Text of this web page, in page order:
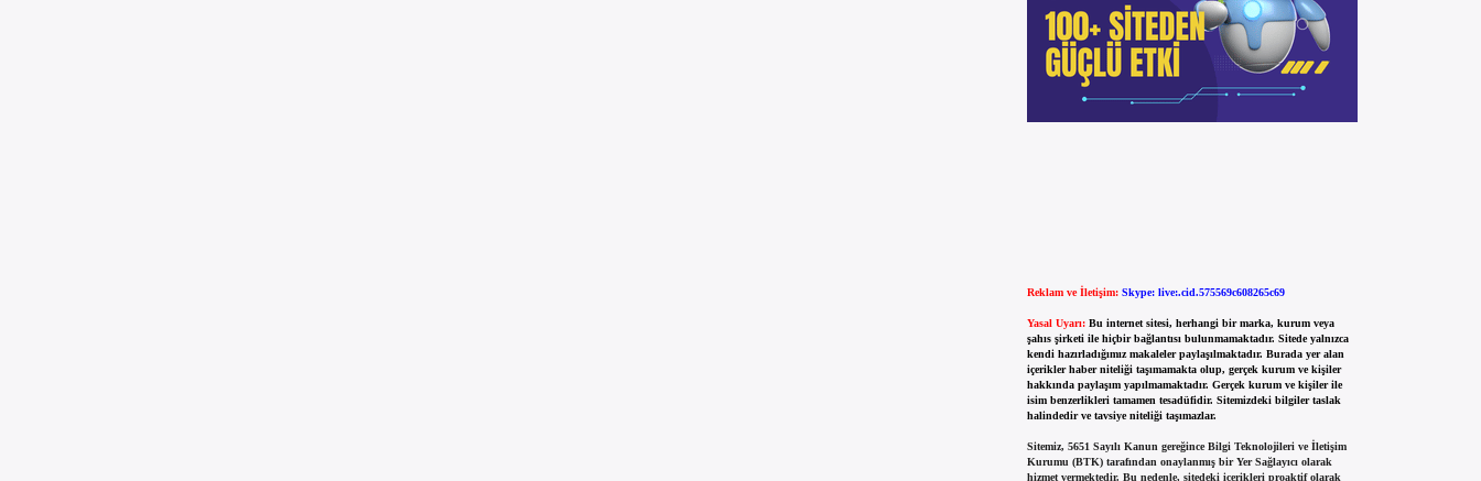
Reklam ve İletişim: Skype: live:.cid.575569c608265c69
Yasal Uyarı: Bu internet sitesi, herhangi bir marka, kurum veya
şahıs şirketi ile hiçbir bağlantısı bulunmamaktadır. Sitede yalnızca
kendi hazırladığımız makaleler paylaşılmaktadır. Burada yer alan
içerikler haber niteliği taşımamakta olup, gerçek kurum ve kişiler
hakkında paylaşım yapılmamaktadır. Gerçek kurum ve kişiler ile
isim benzerlikleri tamamen tesadüfidir. Sitemizdeki bilgiler taslak
halindedir ve tavsiye niteliği taşımazlar.
Sitemiz, 5651 Sayılı Kanun gereğince Bilgi Teknolojileri ve İletişim
Kurumu (BTK) tarafından onaylanmış bir Yer Sağlayıcı olarak
hizmet vermektedir. Bu nedenle, sitedeki içerikleri proaktif olarak